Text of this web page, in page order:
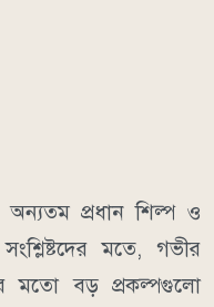
অন্যতম প্রধান শিল্প ও
মতে, গভীর
মতো বড় প্রকল্পগুলো